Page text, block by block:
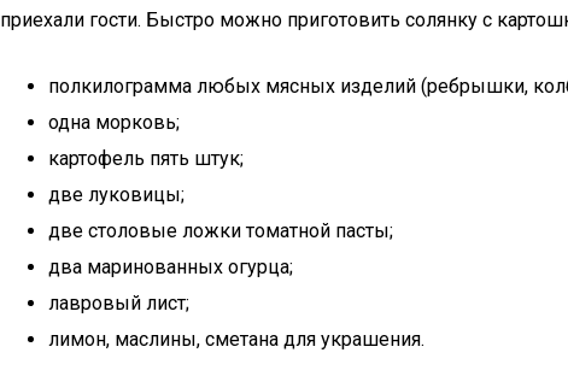
приехали гости. Быстро можно приготовить солянку с
полкилограмма любых мясных изделий (ребрышки,
одна морковь;
картофель пять штук;
две луковицы;
две столовые ложки томатной пасты;
два маринованных огурца;
лавровый лист;
лимон, маслины, сметана для украшения.